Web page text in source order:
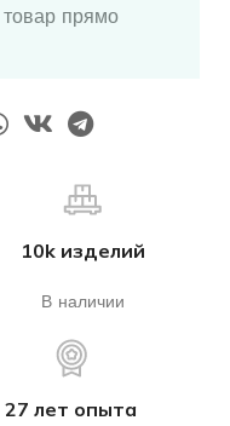
товар прямо
10k изделий
В наличии
27 лет опыта